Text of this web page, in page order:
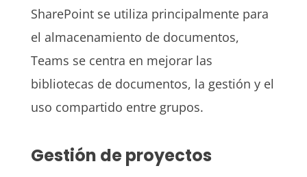
SharePoint se utiliza principalmente para
el almacenamiento de documentos,
Teams se centra en mejorar las
bibliotecas de documentos, la gestión y el
uso compartido entre grupos.
Gestión de proyectos